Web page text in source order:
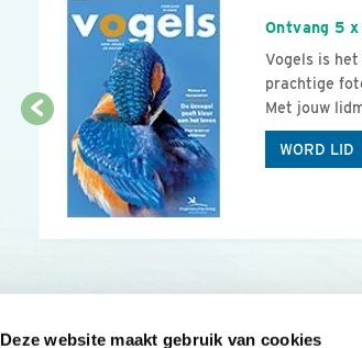
Deze website maakt gebruik van cookies
Ontvang 5
Vogels is
prachtige
Met jouw
WORD LID